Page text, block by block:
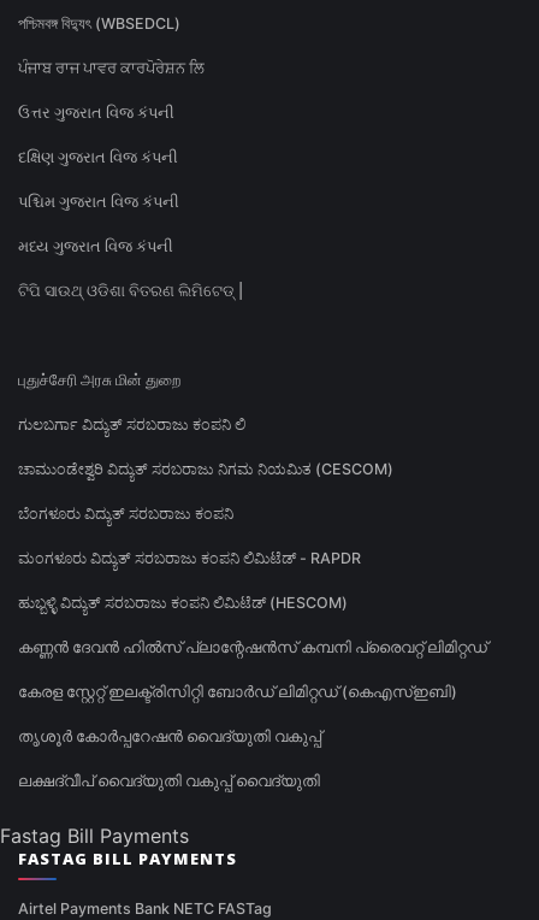
পশ্চিমবঙ্গ বিদ্যুৎ (WBSEDCL)
ਪੰਜਾਬ ਰਾਜ ਪਾਵਰ ਕਾਰਪੋਰੇਸ਼ਨ ਲਿ
ઉત્તર ગુજરાત વિજ કંપની
દક્ષિણ ગુજરાત વિજ કંપની
પશ્ચિમ ગુજરાત વિજ કંપની
મધ્ય ગુજરાત વિજ કંપની
ଟିପି ସାଉଥ୍ ଓଡିଶା ବିତରଣ ଲିମିଟେଡ୍ |
புதுச்சேரி அரசு மின் துறை
ಗುಲಬರ್ಗಾ ವಿದ್ಯುತ್ ಸರಬರಾಜು ಕಂಪನಿ ಲಿ
ಚಾಮುಂಡೇಶ್ವರಿ ವಿದ್ಯುತ್ ಸರಬರಾಜು ನಿಗಮ ನಿಯಮಿತ (CESCOM)
ಬೆಂಗಳೂರು ವಿದ್ಯುತ್ ಸರಬರಾಜು ಕಂಪನಿ
ಮಂಗಳೂರು ವಿದ್ಯುತ್ ಸರಬರಾಜು ಕಂಪನಿ ಲಿಮಿಟೆಡ್ - RAPDR
ಹುಬ್ಬಳ್ಳಿ ವಿದ್ಯುತ್ ಸರಬರಾಜು ಕಂಪನಿ ಲಿಮಿಟೆಡ್ (HESCOM)
കണ്ണൻ ദേവൻ ഹിൽസ് പ്ലാന്റേഷൻസ് കമ്പനി പ്രൈവറ്റ് ലിമിറ്റഡ്
കേരള സ്റ്റേറ്റ് ഇലക്ട്രിസിറ്റി ബോർഡ് ലിമിറ്റഡ് (കെഎസ്ഇബി)
തൃശൂർ കോർപ്പറേഷൻ വൈദ്യുതി വകുപ്പ്
ലക്ഷദ്വീപ് വൈദ്യുതി വകുപ്പ് വൈദ്യുതി
Fastag Bill Payments
FASTAG BILL PAYMENTS
Airtel Payments Bank NETC FASTag